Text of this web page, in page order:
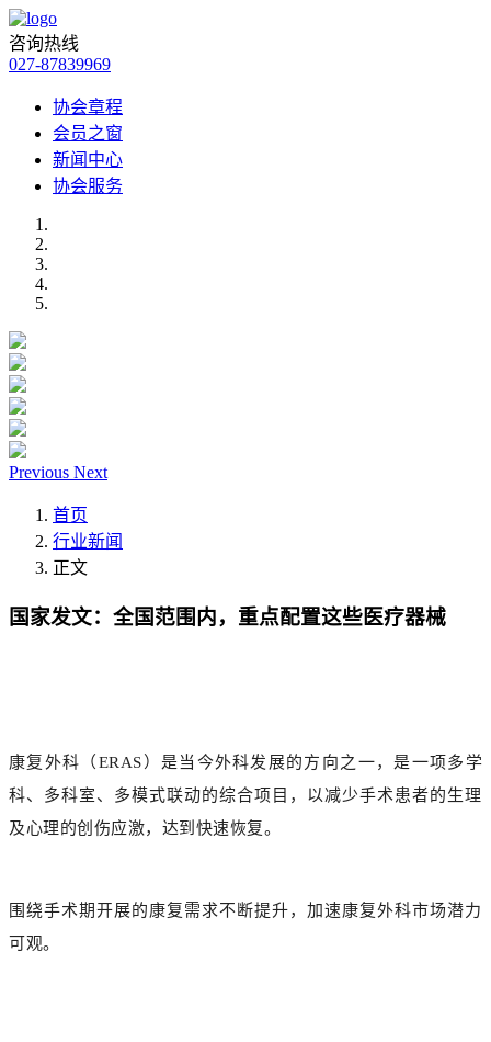
咨询热线
027-87839969
协会章程
会员之窗
新闻中心
协会服务
Previous Next
首页
行业新闻
正文
国家发文：全国范围内，重点配置这些医疗器械
康复外科（ERAS）是当今外科发展的方向之一，是一项多学
科、多科室、多模式联动的综合项目，以减少手术患者的生理
及心理的创伤应激，达到快速恢复。
围绕手术期开展的康复需求不断提升，加速康复外科市场潜力
可观。